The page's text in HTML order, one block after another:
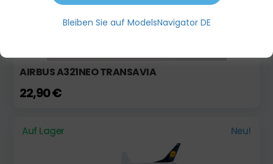
AIRBUS A321NEO TRANSAVIA
22,90 €
Auf Lager Neu!
Bleiben Sie auf ModelsNavigator DE